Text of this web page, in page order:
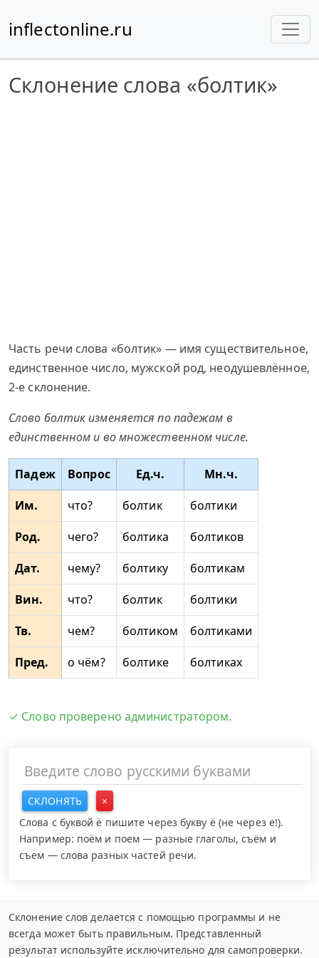
inflectonline.ru
Склонение слова «болтик»
Часть речи слова «болтик» — имя существительное,
единственное число, мужской род, неодушевлённое,
2-е склонение.
Слово болтик изменяется по падежам в
единственном и во множественном числе.
Падеж Вопрос Ед.ч.
Мн.ч.
Им.
что? болтик
болтики
Род.
чего? болтика
болтиков
Дат.
чему? болтику
болтикам
Вин.
что? болтик
болтики
Тв.
чем? болтиком
болтиками
Пред.
о чём? болтике болтиках
✓ Слово проверено администратором.
СКЛОНЯТЬ
×
Слова с буквой ё пишите через букву ё (не через е!).
Например: поём и поем — разные глаголы, съём и
съем — слова разных частей речи.
Склонение слов делается с помощью программы и не
всегда может быть правильным. Представленный
результат используйте исключительно для самопроверки.